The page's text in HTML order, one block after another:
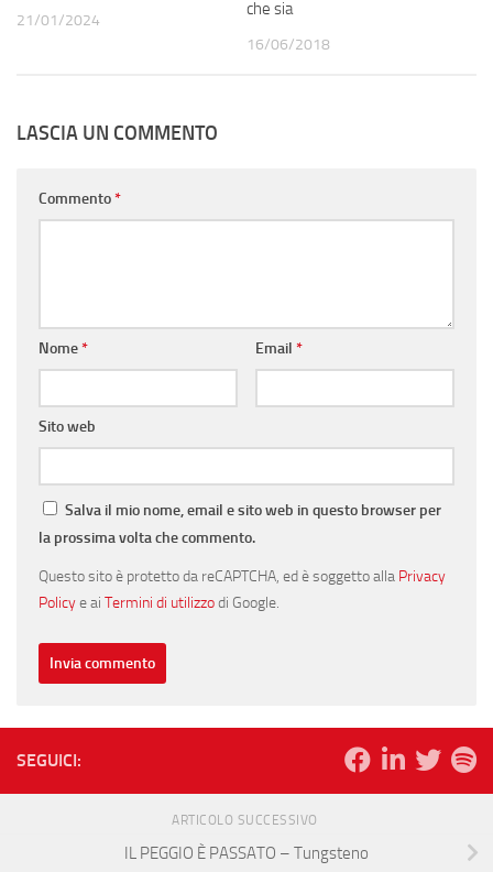
21/01/2024
che sia
16/06/2018
LASCIA UN COMMENTO
Commento*
Nome* Email *
Sito web
Salva il mio nome, email e sito web in questo browser per
la prossima volta che commento.
Questo sito è protetto da reCAPTCHA, ed è soggetto alla Privacy
Policye ai Termini di utilizzodi Google.
SEGUICI:
ARTICOLO SUCCESSIVO
IL PEGGIO È PASSATO – Tungsteno